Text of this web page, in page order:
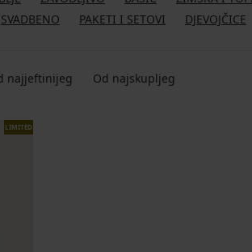
SVADBENO PAKETI I SETOVI DJEVOJČICE
najjeftinijeg Od najskupljeg
LIMITED